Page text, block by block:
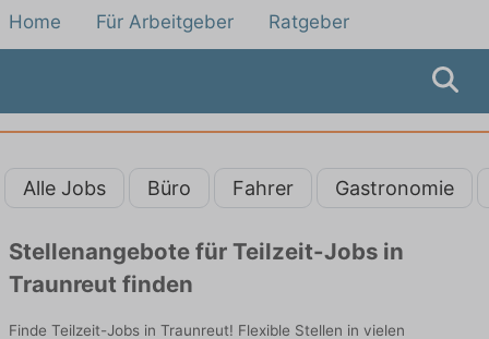
Home Für Arbeitgeber Ratgeber
Alle Jobs Büro Fahrer Gastronomie
Stellenangebote für Teilzeit-Jobs in
Traunreut finden
Finde Teilzeit-Jobs in Traunreut! Flexible Stellen in vielen